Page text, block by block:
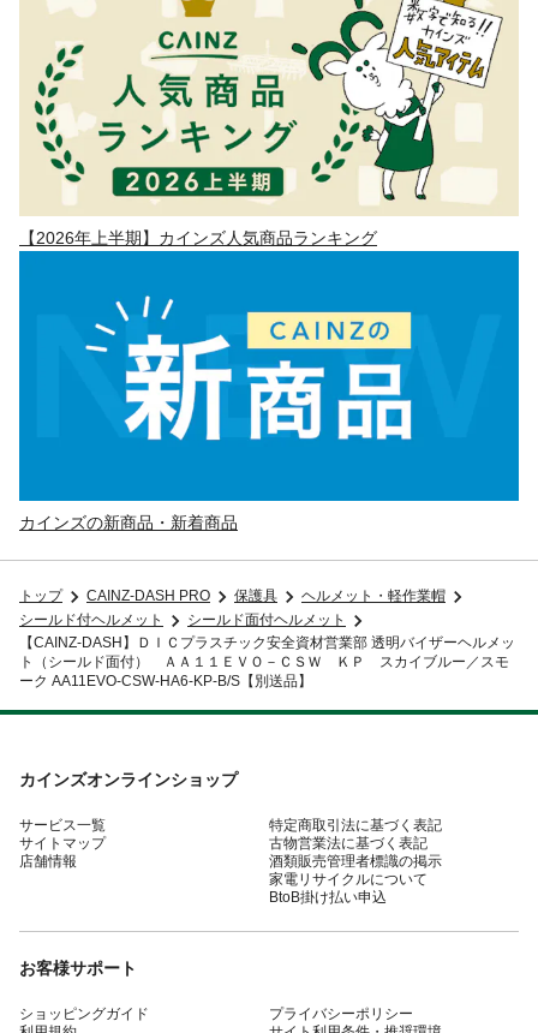
【2026年上半期】カインズ人気商品ランキング
カインズの新商品・新着商品
トップ CAINZ-DASH PRO 保護具
ヘルメット・軽作業帽
シールド付ヘルメット
シールド面付ヘルメット
【CAINZ-DASH】ＤＩＣプラスチック安全資材営業部 透明バイザーヘルメッ
ト（シールド面付） ＡＡ１１ＥＶＯ－ＣＳＷ ＫＰ スカイブルー／スモ
ーク AA11EVO-CSW-HA6-KP-B/S【別送品】
カインズオンラインショップ
サービス一覧
サイトマップ
店舗情報
特定商取引法に基づく表記
古物営業法に基づく表記
酒類販売管理者標識の掲示
家電リサイクルについて
BtoB掛け払い申込
お客様サポート
ショッピングガイド
プライバシーポリシー